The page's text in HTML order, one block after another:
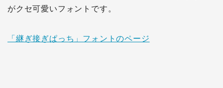
がクセ可愛いフォントです。
「継ぎ接ぎぱっち」フォントのページ